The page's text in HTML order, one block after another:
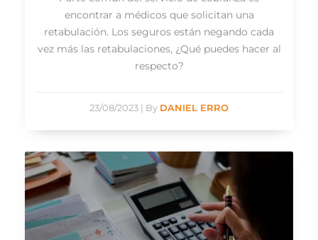
encontrar a médicos que solicitan una
retabulación. Los seguros están negando cada
vez más las retabulaciones, ¿Qué puedes hacer al
respecto?
23/08/2023 | By DANIEL ERRO